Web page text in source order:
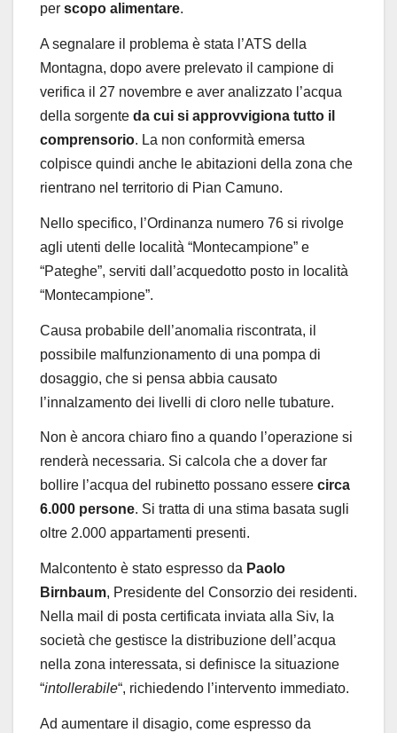
per scopo alimentare.
A segnalare il problema è stata l’ATS della
Montagna, dopo avere prelevato il campione di
verifica il 27 novembre e aver analizzato l’acqua
della sorgente da cui si approvvigiona tutto il
comprensorio. La non conformità emersa
colpisce quindi anche le abitazioni della zona che
rientrano nel territorio di Pian Camuno.
Nello specifico, l’Ordinanza numero 76 si rivolge
agli utenti delle località “Montecampione” e
“Pateghe”, serviti dall’acquedotto posto in località
“Montecampione”.
Causa probabile dell’anomalia riscontrata, il
possibile malfunzionamento di una pompa di
dosaggio, che si pensa abbia causato
l’innalzamento dei livelli di cloro nelle tubature.
Non è ancora chiaro fino a quando l’operazione si
renderà necessaria. Si calcola che a dover far
bollire l’acqua del rubinetto possano essere circa
6.000 persone. Si tratta di una stima basata sugli
oltre 2.000 appartamenti presenti.
Malcontento è stato espresso da Paolo
Birnbaum, Presidente del Consorzio dei residenti.
Nella mail di posta certificata inviata alla Siv, la
società che gestisce la distribuzione dell’acqua
nella zona interessata, si definisce la situazione
“intollerabile“, richiedendo l’intervento immediato.
Ad aumentare il disagio, come espresso da